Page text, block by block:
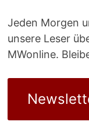
Jeden Morgen
unsere Leser
MWonline.